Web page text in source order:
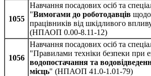
1055
Навчання посадових осіб та
"Вимогами до роботодавців щодо
працівників від шкідливого
(НПАОП 0.00-8.11-12)
1056
Навчання посадових осіб та
"Правилами техніки безпеки при
водопостачання та
місць" (НПАОП 41.0-1.01-79)